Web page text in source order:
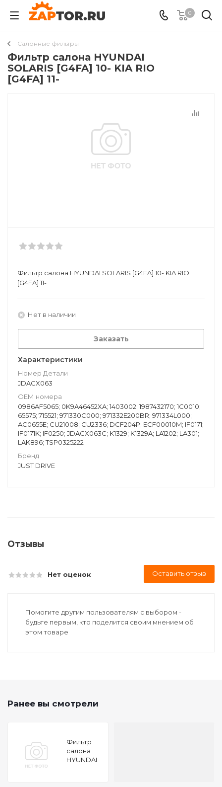
0
Салонные фильтры
Фильтр салона HYUNDAI
SOLARIS [G4FA] 10- KIA RIO
[G4FA] 11-
Фильтр салона HYUNDAI SOLARIS [G4FA] 10- KIA RIO
[G4FA] 11-
Нет в наличии
Заказать
Характеристики
Номер Детали
JDACX063
ОЕМ номера
0986AF5065; 0K9A46452XA; 1403002; 1987432170; 1C0010;
65575; 715521; 971330C000; 971332E200BR; 971334L000;
AC0655E; CU21008; CU2336; DCF204P; ECF00010M; IF0171;
IF0171K; IF0250; JDACX063C; K1329; K1329A; LA1202; LA301;
LAK896; TSP0325222
Бренд
JUST DRIVE
Отзывы
Нет оценок Оставить отзыв
Помогите другим пользователям с выбором -
будьте первым, кто поделится своим мнением об
этом товаре
Ранее вы смотрели
Фильтр
салона
HYUNDAI